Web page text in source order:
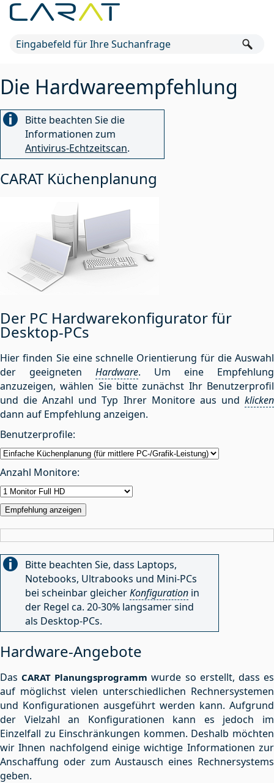
Zu Hauptinhalt springen
Die Hardwareempfehlung
Bitte beachten Sie die
Informationen zum
Antivirus-Echtzeitscan.
CARAT Küchenplanung
Der PC Hardwarekonfigurator für
Desktop-PCs
Hier finden Sie eine schnelle Orientierung für die Auswahl
der geeigneten Hardware. Um eine Empfehlung
anzuzeigen, wählen Sie bitte zunächst Ihr Benutzerprofil
und die Anzahl und Typ Ihrer Monitore aus und klicken
dann auf Empfehlung anzeigen.
Benutzerprofile:
Anzahl Monitore:
Empfehlung anzeigen
Bitte beachten Sie, dass Laptops,
Notebooks, Ultrabooks und Mini-PCs
bei scheinbar gleicherKonfiguration in
der Regel ca. 20-30% langsamer sind
als Desktop-PCs.
Hardware-Angebote
Das CARAT Planungsprogramm wurde so erstellt, dass es
auf möglichst vielen unterschiedlichen Rechnersystemen
und Konfigurationen ausgeführt werden kann. Aufgrund
der Vielzahl an Konfigurationen kann es jedoch im
Einzelfall zu Einschränkungen kommen. Deshalb möchten
wir Ihnen nachfolgend einige wichtige Informationen zur
Anschaffung oder zum Austausch eines Rechnersystems
geben.